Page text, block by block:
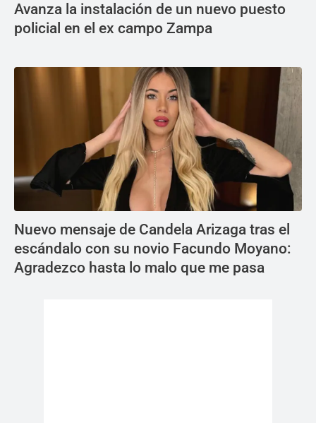
Avanza la instalación de un nuevo puesto
policial en el ex campo Zampa
Nuevo mensaje de Candela Arizaga tras el
escándalo con su novio Facundo Moyano:
Agradezco hasta lo malo que me pasa